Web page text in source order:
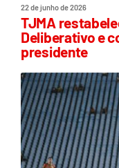
22 de junho de 2026
TJMA
Deliberativo e
presidente